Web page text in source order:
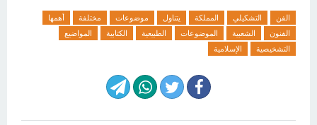
الفن التشكيلي المملكة يتناول موضوعات مختلفة
أهمها
الفنون
الشعبية الموضوعات الطبيعية الكتابية
المواضيع
التشخيصية
الإسلامية